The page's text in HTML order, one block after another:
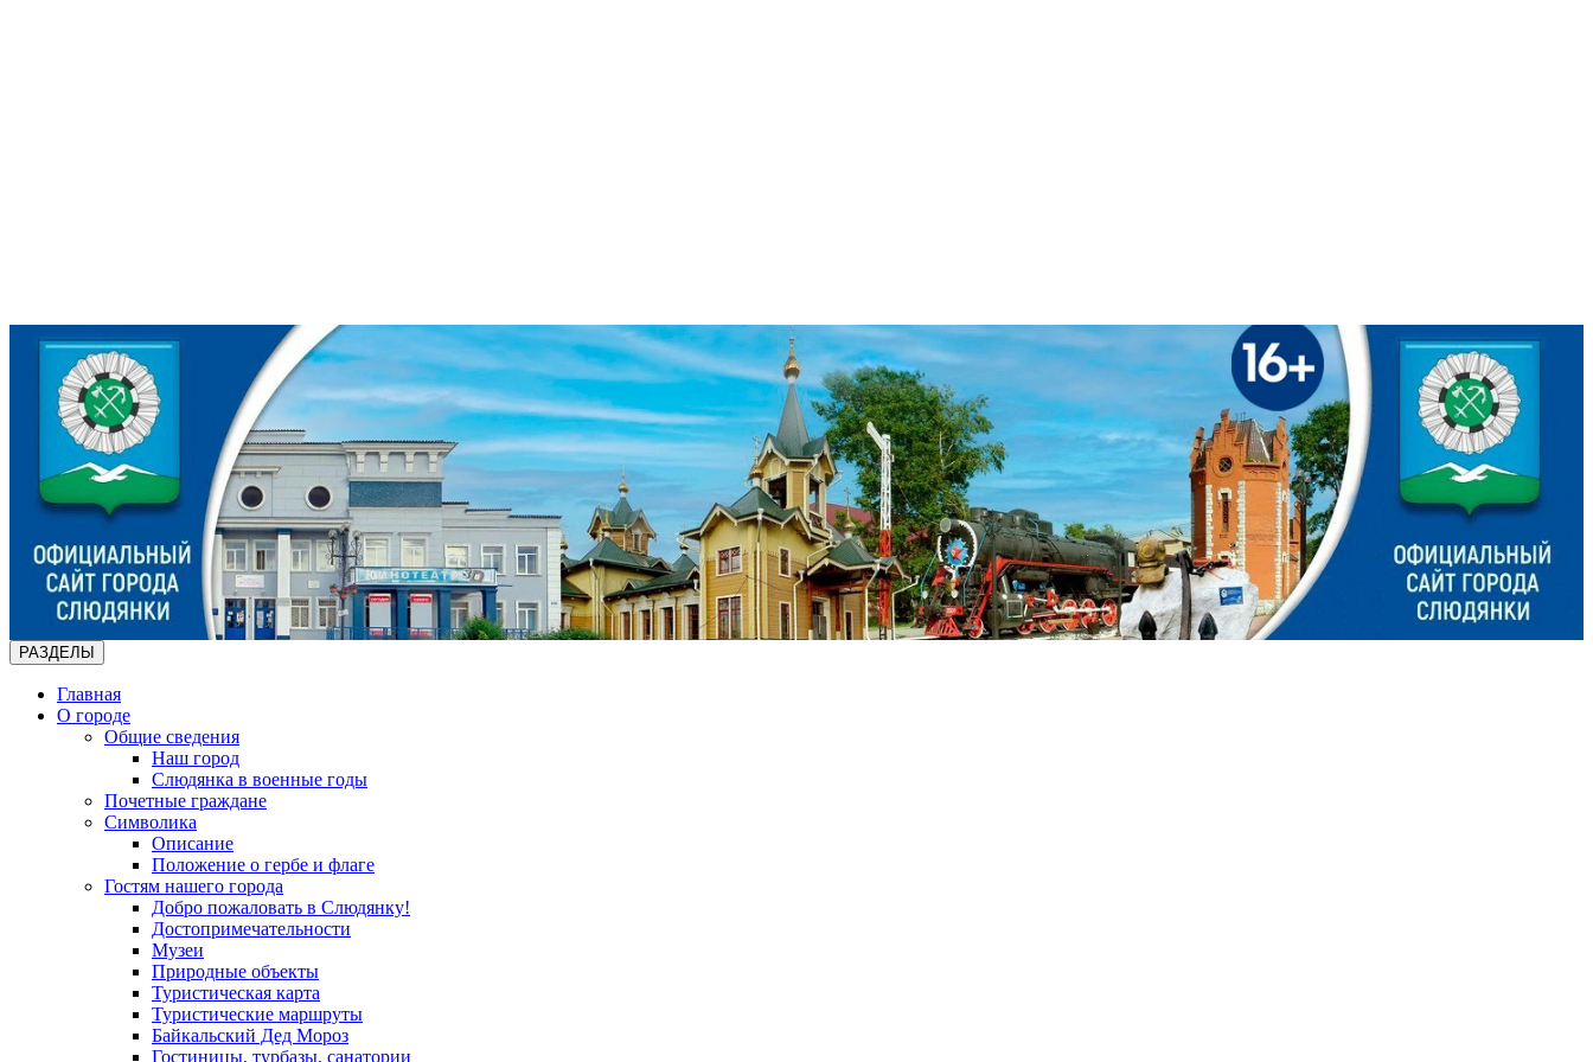
РАЗДЕЛЫ
Главная
О городе
Общие сведения
Наш город
Слюдянка в военные годы
Почетные граждане
Символика
Описание
Положение о гербе и флаге
Гостям нашего города
Добро пожаловать в Слюдянку!
Достопримечательности
Музеи
Природные объекты
Туристическая карта
Туристические маршруты
Байкальский Дед Мороз
Гостиницы, турбазы, санатории